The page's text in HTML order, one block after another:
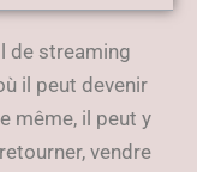
2021
de streaming
il peut devenir
même, il peut y
vendre